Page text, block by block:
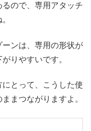
ので、専用アタッチ
ンは、専用の形状が
りやすいです。
とって、こうした使
まつながりますよ。